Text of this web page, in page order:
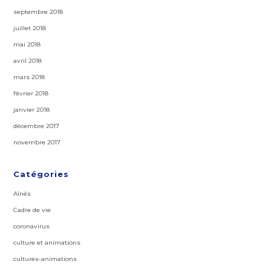
septembre 2018
juillet 2018
mai 2018
avril 2018
mars 2018
février 2018
janvier 2018
décembre 2017
novembre 2017
Catégories
Aînés
Cadre de vie
coronavirus
culture et animations
cultures-animations